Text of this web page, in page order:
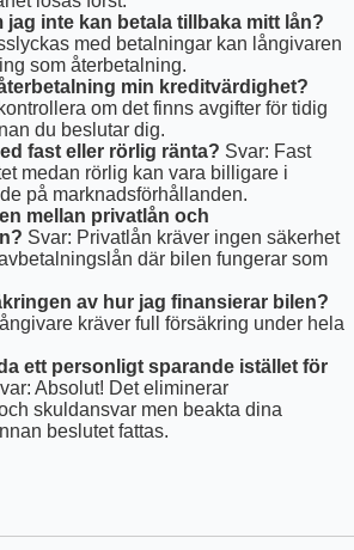
jag inte kan betala tillbaka mitt lån?
med betalningar kan långivaren
som återbetalning.
min kreditvärdighet?
om det finns avgifter för tidig
du beslutar dig.
fast eller rörlig ränta? Svar: Fast
medan rörlig kan vara billigare i
på marknadsförhållanden.
mellan privatlån och
Svar: Privatlån kräver ingen säkerhet
där bilen fungerar som
av hur jag finansierar bilen?
kräver full försäkring under hela
ett personligt sparande istället för
Absolut! Det eliminerar
skuldansvar men beakta dina
beslutet fattas.